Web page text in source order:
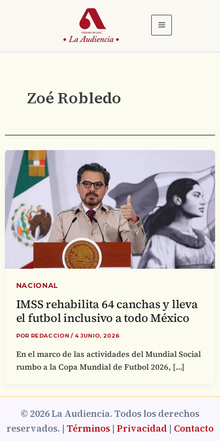
Zoé Robledo
NACIONAL
IMSS rehabilita 64 canchas y lleva
el futbol inclusivo a todo México
POR REDACCION/ 4 JUNIO, 2026
En el marco de las actividades del Mundial Social
rumbo a la Copa Mundial de Futbol 2026, […]
© 2026 La Audiencia. Todos los derechos
reservados. | Términos | Privacidad | Contacto